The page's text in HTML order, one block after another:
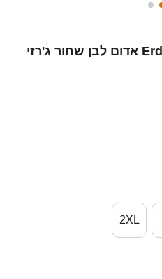
נשים סינגפור Erdy Taha #11 אדום לבן שחור ג'רזי
2XL